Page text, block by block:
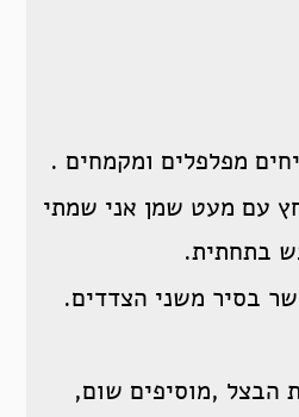
מפלפלים ומקמחים .
עם מעט שמן אני שמתי
בתחתית.
בסיר משני הצדדים.
הבצל ,מוסיפים שום,